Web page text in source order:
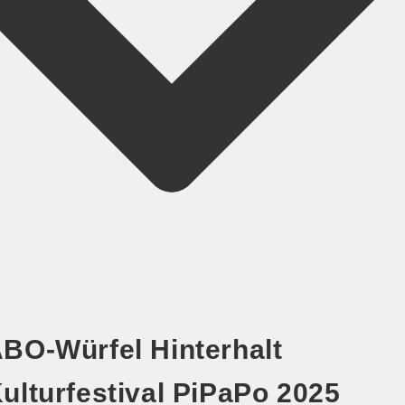
Würfel Hinterhalt
PiPaPo 2025